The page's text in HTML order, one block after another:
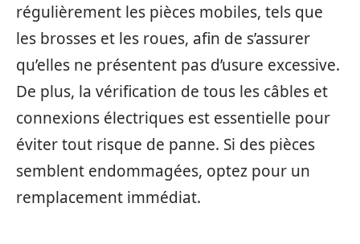
régulièrement les pièces mobiles, tels que
les brosses et les roues, afin de s’assurer
qu’elles ne présentent pas d’usure excessive.
De plus, la vérification de tous les câbles et
connexions électriques est essentielle pour
éviter tout risque de panne. Si des pièces
semblent endommagées, optez pour un
remplacement immédiat.